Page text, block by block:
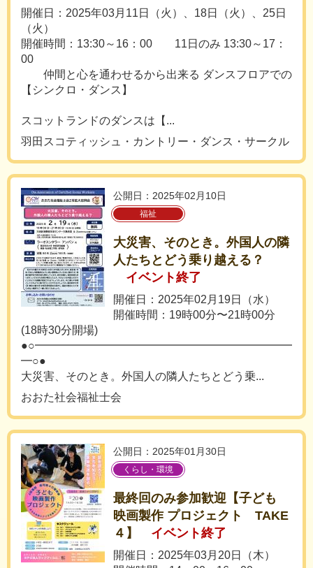
開催日：2025年03月11日（火）、18日（火）、25日
（火）
開催時間：13:30～16：00 11日のみ 13:30～17：
00
仲間と心を通わせるから出来る ダンスフロアでの
【シンクロ・ダンス】
スコットランドのダンスは【...
羽田スコティッシュ・カントリー・ダンス・サークル
公開日：2025年02月10日
福祉
大災害、そのとき。外国人の隣
人たちとどう乗り越える？
イベント終了
開催日：2025年02月19日（水）
開催時間：19時00分〜21時00分
(18時30分開場)
●○━━━━━━━━━━━━━━━━━━━━━━━
━○●
大災害、そのとき。外国人の隣人たちとどう乗...
おおた社会福祉士会
公開日：2025年01月30日
くらし・環境
最終回のみ参加歓迎【子ども
映画製作 プロジェクト TAKE
４】
イベント終了
開催日：2025年03月20日（木）